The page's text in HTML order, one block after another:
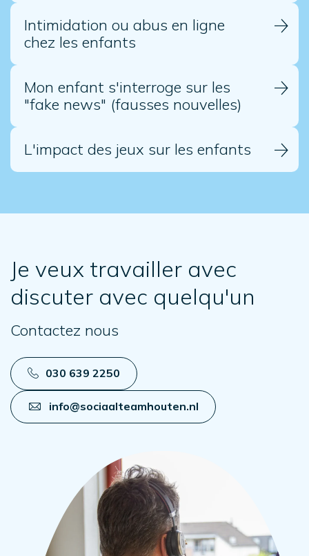
Intimidation ou abus en ligne
chez les enfants
Mon enfant s'interroge sur les
"fake news" (fausses nouvelles)
L'impact des jeux sur les enfants
Je veux travailler avec
discuter avec quelqu'un
Contactez nous
030 639 2250
info@sociaalteamhouten.nl